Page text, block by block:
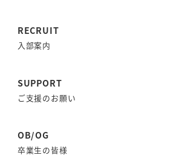
RECRUIT
入部案内
SUPPORT
ご支援のお願い
OB/OG
卒業生の皆様